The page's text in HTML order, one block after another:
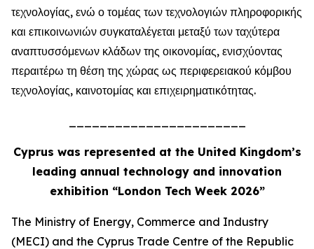
τεχνολογίας, ενώ ο τομέας των τεχνολογιών πληροφορικής
και επικοινωνιών συγκαταλέγεται μεταξύ των ταχύτερα
αναπτυσσόμενων κλάδων της οικονομίας, ενισχύοντας
περαιτέρω τη θέση της χώρας ως περιφερειακού κόμβου
τεχνολογίας, καινοτομίας και επιχειρηματικότητας.
Cyprus was represented at the United Kingdom’s
leading annual technology and innovation
exhibition “London Tech Week 2026”
The Ministry of Energy, Commerce and Industry
(MECI) and the Cyprus Trade Centre of the Republic